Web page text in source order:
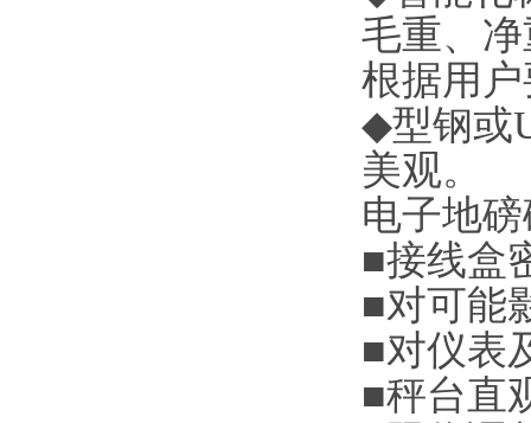
毛重、
根据用
◆型钢或
美观。
电子地
■接线盒
■对可能
■对仪表
■秤台直